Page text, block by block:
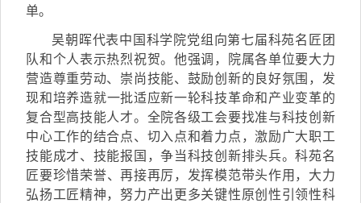
单。
吴朝晖代表中国科学院党组向第七届科苑名匠团
队和个人表示热烈祝贺。 他强调 ，院属各单位要大力
营造尊重劳动、崇尚技能、鼓励创新的良好氛围，发
现和培养造就一批适应新一轮科技革命和产业变革的
复合型高技能人才。全院各级工会要找准与科技创新
中心工作的结合点、切入点和着力点，激励广大职工
技能成才、技能报国，争当科技创新排头兵。科苑名
匠要珍惜荣誉、再接再厉，发挥模范带头作用，大力
弘扬工匠精神，努力产出更多关键性原创性引领性科